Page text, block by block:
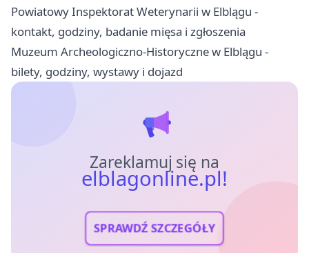
Powiatowy Inspektorat Weterynarii w Elblągu -
kontakt, godziny, badanie mięsa i zgłoszenia
Muzeum Archeologiczno-Historyczne w Elblągu -
bilety, godziny, wystawy i dojazd
Zareklamuj się na
elblagonline.pl!
SPRAWDŹ SZCZEGÓŁY